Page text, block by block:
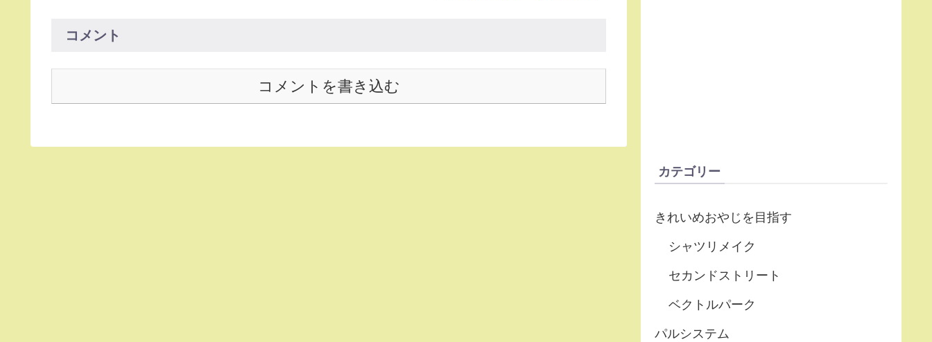
コメント
コメントを書き込む
カテゴリー
きれいめおやじを目指す
シャツリメイク
セカンドストリート
ベクトルパーク
パルシステム